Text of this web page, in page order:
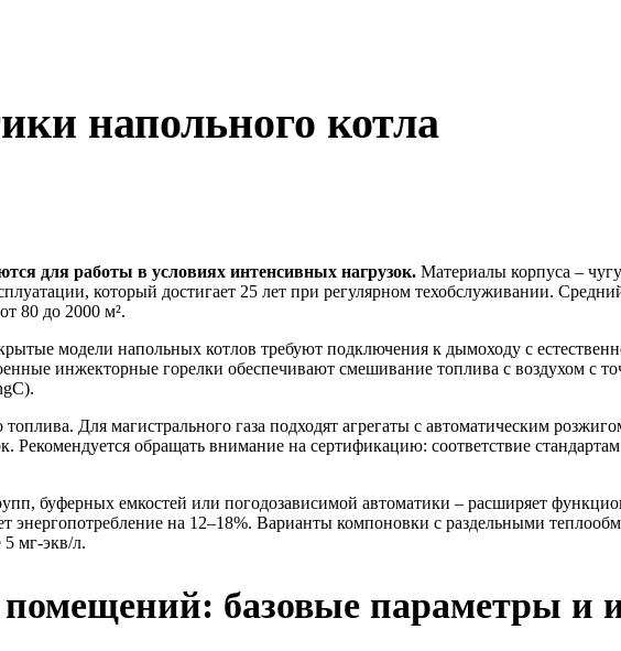
напольного котла
для работы в условиях интенсивных нагрузок. Материалы корпуса –
который достигает 25 лет при регулярном техобслуживании.
80 до 2000 м².
модели напольных котлов требуют подключения к дымоходу с
инжекторные горелки обеспечивают смешивание топлива с воздухом с
Для магистрального газа подходят агрегаты с автоматическим
Рекомендуется обращать внимание на сертификацию: соответствие
буферных емкостей или погодозависимой автоматики – расширяет
энергопотребление на 12–18%. Варианты компоновки с раздельными
мг-экв/л.
помещений: базовые параметры